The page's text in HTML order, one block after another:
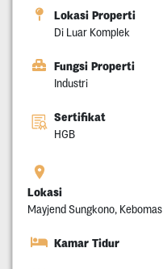
Lokasi Properti
Di Luar Komplek
Fungsi Properti
Industri
Sertifikat
HGB
Lokasi
Mayjend Sungkono, Kebomas
Kamar Tidur